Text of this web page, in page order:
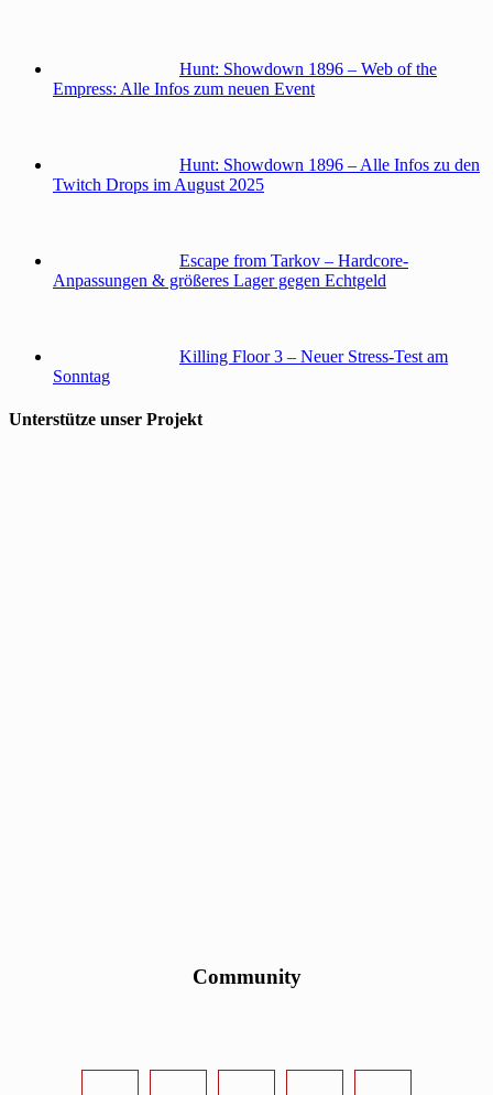
Hunt: Showdown 1896 – Web of the
Empress: Alle Infos zum neuen Event
Hunt: Showdown 1896 – Alle Infos zu den
Twitch Drops im August 2025
Escape from Tarkov – Hardcore-
Anpassungen & größeres Lager gegen Echtgeld
Killing Floor 3 – Neuer Stress-Test am
Sonntag
Unterstütze unser Projekt
Community